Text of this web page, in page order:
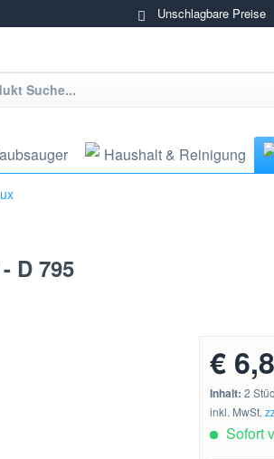
Unschlagbare Preise
Haushalt & Reinigung
D 795
€
Inhalt:2
inkl. MwSt.
Sofort